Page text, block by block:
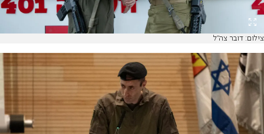
צילום: דובר צה"ל